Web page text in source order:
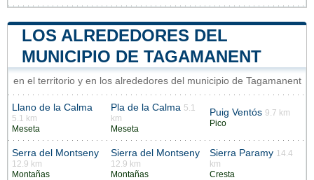
LOS ALREDEDORES DEL
MUNICIPIO DE TAGAMANENT
en el territorio y en los alrededores del municipio de Tagamanent
Llano de la Calma
5.1 km
Meseta
Pla de la Calma 5.1
km
Meseta
Puig Ventós 9.7 km
Pico
Serra del Montseny
12.9 km
Montañas
Sierra del Montseny
12.9 km
Montañas
Sierra Paramy 14.4
km
Cresta